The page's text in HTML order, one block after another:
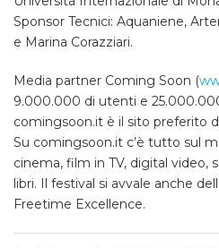
Sponsor Tecnici: Aquaniene,
e Marina Corazziari.
Media partner Coming Soon (
9.000.000 di utenti e
comingsoon.it è il sito preferito
Su comingsoon.it c’è tutto sul
cinema, film in TV, digital video,
libri. Il festival si avvale anche
Freetime Excellence.